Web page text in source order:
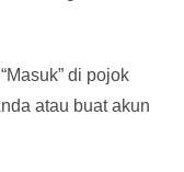
di pojok
atau buat akun